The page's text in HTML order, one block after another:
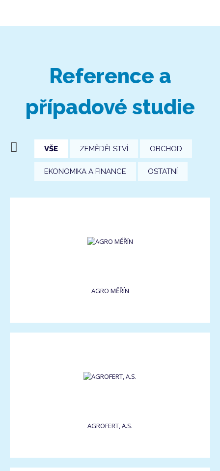
Reference a
případové studie
VŠE ZEMĚDĚLSTVÍ OBCHOD
EKONOMIKA A FINANCE OSTATNÍ
AGRO MĚŘÍN
AGROFERT, A.S.